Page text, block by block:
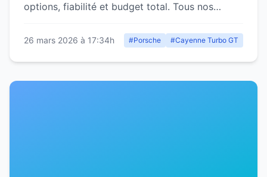
options, fiabilité et budget total. Tous nos
26 mars 2026 à 17:34h #Porsche #Cayenne Turbo GT